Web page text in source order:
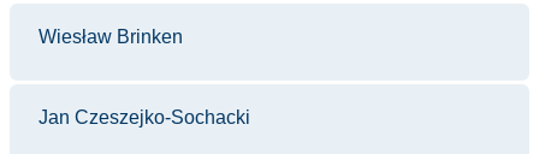
Wiesław Brinken
Jan Czeszejko-Sochacki